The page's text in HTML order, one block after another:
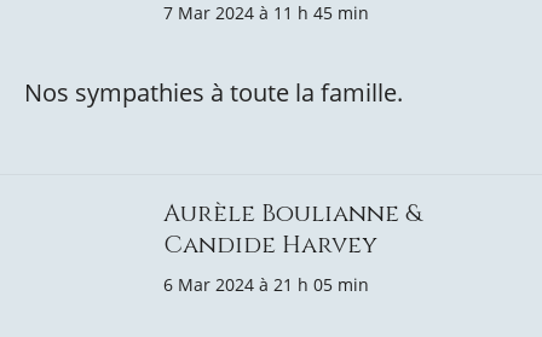
7 Mar 2024 à 11 h 45 min
Nos sympathies à toute la famille.
Aurèle Boulianne &
Candide Harvey
6 Mar 2024 à 21 h 05 min